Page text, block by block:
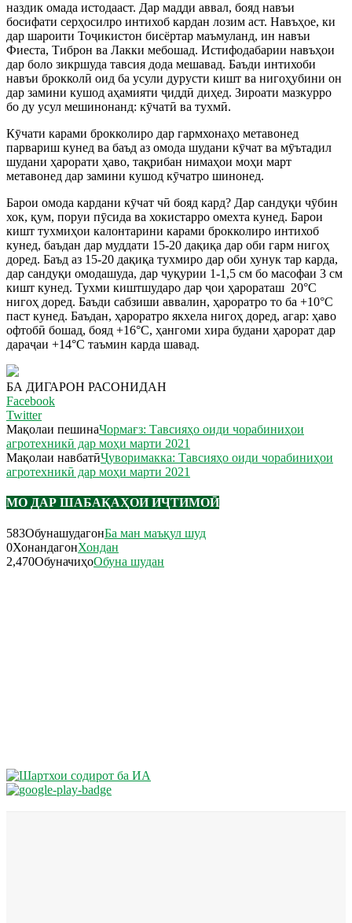
наздик омада истодааст. Дар мадди аввал, бояд навъи
босифати серҳосилро интихоб кардан лозим аст. Навъҳое, ки
дар шароити Тоҷикистон бисёртар маъмуланд, ин навъи
Фиеста, Тиброн ва Лакки мебошад. Истифодабарии навъҳои
дар боло зикршуда тавсия дода мешавад. Баъди интихоби
навъи брокколӣ оид ба усули дурусти кишт ва нигоҳубини он
дар замини кушод аҳамияти ҷиддӣ диҳед. Зироати мазкурро
бо ду усул мешинонанд: кӯчатӣ ва тухмӣ.
Кӯчати карами брокколиро дар гармхонаҳо метавонед
парвариш кунед ва баъд аз омода шудани кӯчат ва мӯътадил
шудани ҳарорати ҳаво, тақрибан нимаҳои моҳи март
метавонед дар замини кушод кӯчатро шинонед.
Барои омода кардани кӯчат чӣ бояд кард? Дар сандуқи чӯбин
хок, қум, поруи пӯсида ва хокистарро омехта кунед. Барои
кишт тухмиҳои калонтарини карами брокколиро интихоб
кунед, баъдан дар муддати 15-20 дақиқа дар оби гарм нигоҳ
доред. Баъд аз 15-20 дақиқа тухмиро дар оби хунук тар карда,
дар сандуқи омодашуда, дар чуқурии 1-1,5 см бо масофаи 3 см
кишт кунед. Тухми киштшударо дар ҷои ҳарораташ 20°С
нигоҳ доред. Баъди сабзиши аввалин, ҳароратро то ба +10°С
паст кунед. Баъдан, ҳароратро якхела нигоҳ доред, агар: ҳаво
офтобӣ бошад, бояд +16°С, ҳангоми хира будани ҳарорат дар
дараҷаи +14°С таъмин карда шавад.
БА ДИГАРОН РАСОНИДАН
Facebook
Twitter
Мақолаи пешинаЧормағз: Тавсияҳо оиди чорабиниҳои
агротехникӣ дар моҳи марти 2021
Мақолаи навбатӣҶуворимакка: Тавсияҳо оиди чорабиниҳои
агротехникӣ дар моҳи марти 2021
МО ДАР ШАБАҚАҲОИ ИҶТИМОӢ
583ОбунашудагонБа ман маъқул шуд
0ХонандагонХондан
2,470ОбуначиҳоОбуна шудан